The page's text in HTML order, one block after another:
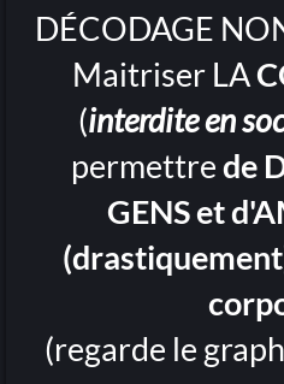
DÉCODAGE
Maitriser LA
(interdite en
permettrede
GENS et
(regarde le